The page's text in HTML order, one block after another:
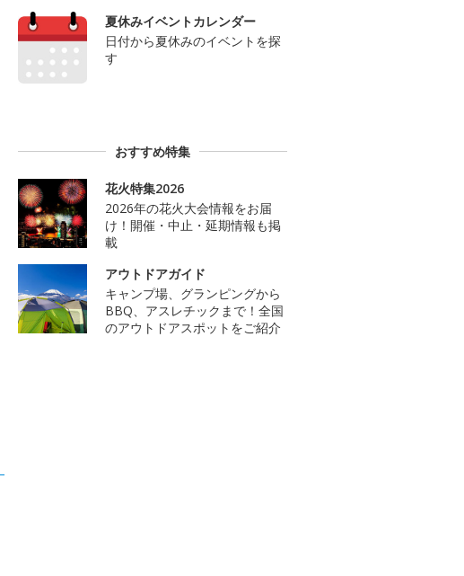
夏休みイベントカレンダー
日付から夏休みのイベントを探
す
おすすめ特集
花火特集2026
2026年の花火大会情報をお届
け！開催・中止・延期情報も掲
載
アウトドアガイド
キャンプ場、グランピングから
BBQ、アスレチックまで！全国
のアウトドアスポットをご紹介